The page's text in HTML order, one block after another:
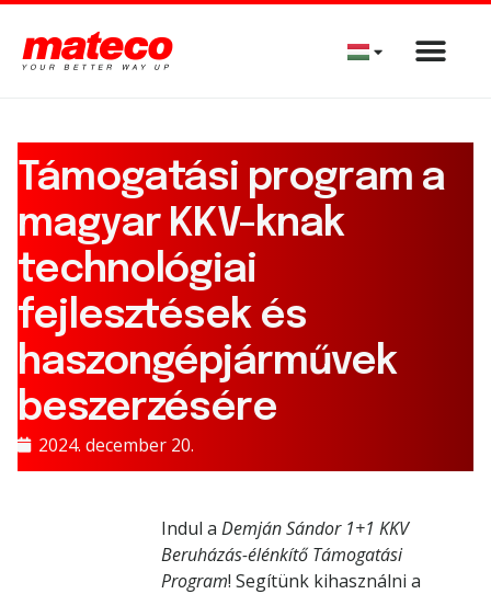
Támogatási program a
magyar KKV-knak
technológiai
fejlesztések és
haszongépjárművek
beszerzésére
2024. december 20.
Indul aDemján Sándor 1+1 KKV
Beruházás-élénkítő Támogatási
Program! Segítünk kihasználni a